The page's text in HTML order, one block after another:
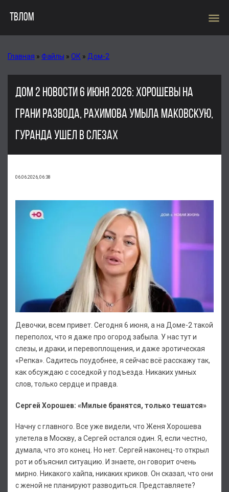
ТВЛОМ menu
Главная » Файлы » ОК » Дом-2
ДОМ 2 НОВОСТИ 6 ИЮНЯ 2026: ХОРОШЕВЫ НА
ГРАНИ РАЗВОДА, РАХИМОВА УМЫЛА МАКОВСКУЮ,
ГУРАНДА УШЕЛ В СЛЕЗАХ
06.06.2026, 06:38
Девочки, всем привет. Сегодня 6 июня, а на Доме-2 такой
переполох, что я даже про огород забыла. У нас тут и
слезы, и драки, и перевоплощения, и даже эротическая
«Репка». Садитесь поудобнее, я сейчас всё расскажу так,
как обсуждаю с соседкой у подъезда. Никаких умных
слов, только сердце и правда.
Сергей Хорошев: «Милые бранятся, только тешатся»
Начну с главного. Все уже видели, что Женя Хорошева
улетела в Москву, а Сергей остался один. Я, если честно,
думала, что это конец. Но нет. Сергей наконец-то открыл
рот и объяснил ситуацию. И знаете, он говорит очень
мирно. Никакого хайпа, никаких криков. Он сказал, что они
с женой не планируют разводиться. Представляете?